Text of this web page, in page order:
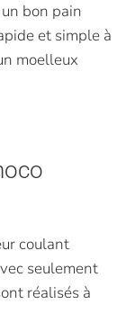
bon pain
et simple à
moelleux
coulant
seulement
réalisés à